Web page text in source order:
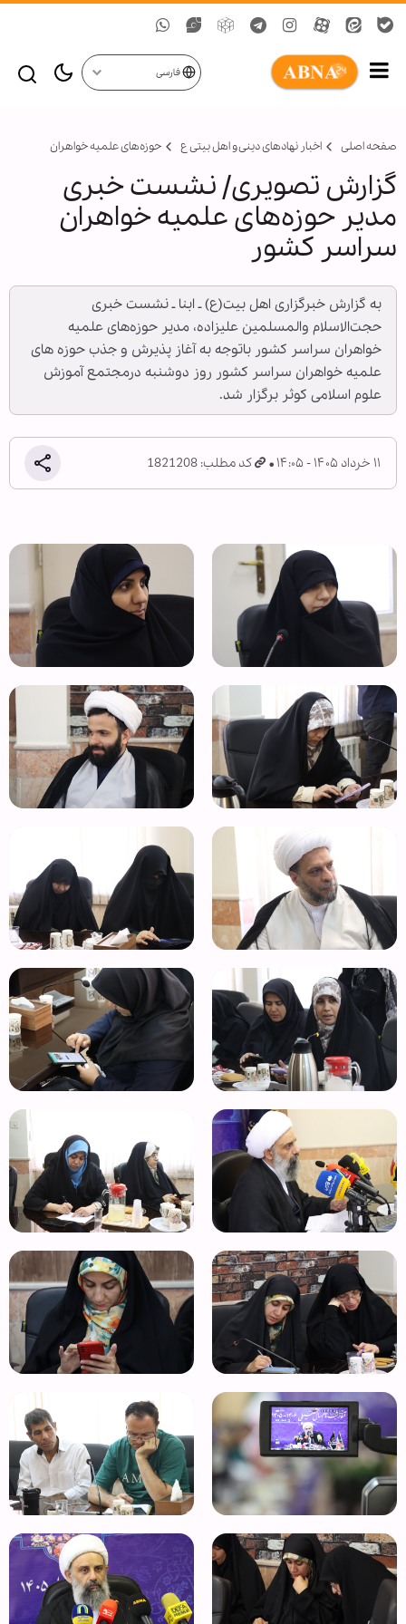
فارسی
صفحه اصلی اخبار نهادهای دینی و اهل بیتی ع حوزه‏‌های علمیه خواهران
گزارش تصویری/ نشست خبری
مدیر حوزه‌های علمیه خواهران
سراسر کشور
به گزارش خبرگزاری اهل بیت(ع) ـ ابنا ـ نشست خبری
حجت‌الاسلام والمسلمین علیزاده، مدیر حوزه‌های علمیه
خواهران سراسر کشور باتوجه به آغاز پذیرش و جذب حوزه های
علمیه خواهران سراسر کشور روز دوشنبه درمجتمع آموزش
علوم اسلامی کوثر برگزار شد.
۱۱ خرداد ۱۴۰۵ - ۱۴:۰۵ کد مطلب: 1821208